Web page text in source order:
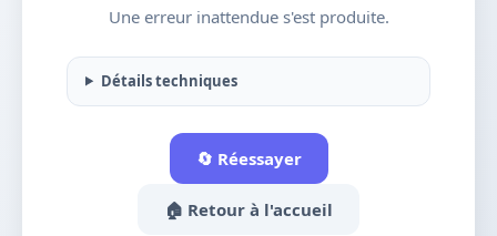
Une erreur inattendue s'est produite.
Détails techniques
🔄 Réessayer
🏠 Retour à l'accueil